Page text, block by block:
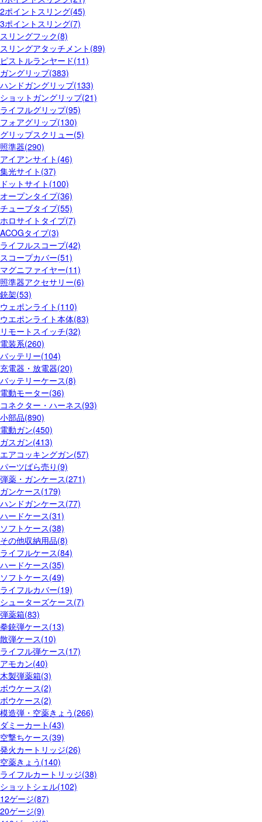
2ポイントスリング(45)
3ポイントスリング(7)
スリングフック(8)
スリングアタッチメント(89)
ピストルランヤード(11)
ガングリップ(383)
ハンドガングリップ(133)
ショットガングリップ(21)
ライフルグリップ(95)
フォアグリップ(130)
グリップスクリュー(5)
照準器(290)
アイアンサイト(46)
集光サイト(37)
ドットサイト(100)
オープンタイプ(36)
チューブタイプ(55)
ホロサイトタイプ(7)
ACOGタイプ(3)
ライフルスコープ(42)
スコープカバー(51)
マグニファイヤー(11)
照準器アクセサリー(6)
銃架(53)
ウェポンライト(110)
ウエポンライト本体(83)
リモートスイッチ(32)
電装系(260)
バッテリー(104)
充電器・放電器(20)
バッテリーケース(8)
電動モーター(36)
コネクター・ハーネス(93)
小部品(890)
電動ガン(450)
ガスガン(413)
エアコッキングガン(57)
パーツばら売り(9)
弾薬・ガンケース(271)
ガンケース(179)
ハンドガンケース(77)
ハードケース(31)
ソフトケース(38)
その他収納用品(8)
ライフルケース(84)
ハードケース(35)
ソフトケース(49)
ライフルカバー(19)
シューターズケース(7)
弾薬箱(83)
拳銃弾ケース(13)
散弾ケース(10)
ライフル弾ケース(17)
アモカン(40)
木製弾薬箱(3)
ボウケース(2)
ボウケース(2)
模造弾・空薬きょう(266)
ダミーカート(43)
空撃ちケース(39)
発火カートリッジ(26)
空薬きょう(140)
ライフルカートリッジ(38)
ショットシェル(102)
12ゲージ(87)
20ゲージ(9)